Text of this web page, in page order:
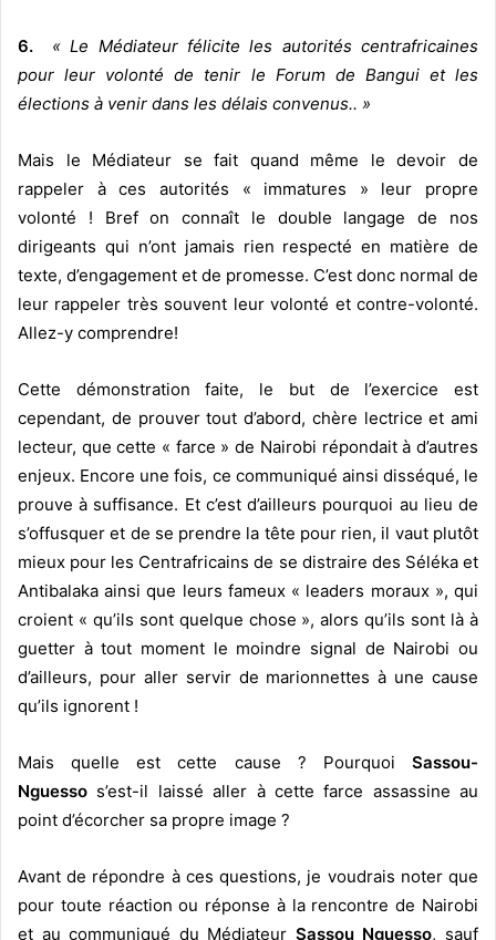
6. « Le Médiateur félicite les autorités centrafricaines
pour leur volonté de tenir le Forum de Bangui et les
élections à venir dans les délais convenus.. »
Mais le Médiateur se fait quand même le devoir de
rappeler à ces autorités « immatures » leur propre
volonté ! Bref on connaît le double langage de nos
dirigeants qui n’ont jamais rien respecté en matière de
texte, d’engagement et de promesse. C’est donc normal de
leur rappeler très souvent leur volonté et contre-volonté.
Allez-y comprendre!
Cette démonstration faite, le but de l’exercice est
cependant, de prouver tout d’abord, chère lectrice et ami
lecteur, que cette « farce » de Nairobi répondait à d’autres
enjeux. Encore une fois, ce communiqué ainsi disséqué, le
prouve à suffisance. Et c’est d’ailleurs pourquoi au lieu de
s’offusquer et de se prendre la tête pour rien, il vaut plutôt
mieux pour les Centrafricains de se distraire des Séléka et
Antibalaka ainsi que leurs fameux « leaders moraux », qui
croient « qu’ils sont quelque chose », alors qu’ils sont là à
guetter à tout moment le moindre signal de Nairobi ou
d’ailleurs, pour aller servir de marionnettes à une cause
qu’ils ignorent !
Mais quelle est cette cause ? Pourquoi Sassou-
Nguesso s’est-il laissé aller à cette farce assassine au
point d’écorcher sa propre image ?
Avant de répondre à ces questions, je voudrais noter que
pour toute réaction ou réponse à la rencontre de Nairobi
et au communiqué du Médiateur Sassou Nguesso, sauf